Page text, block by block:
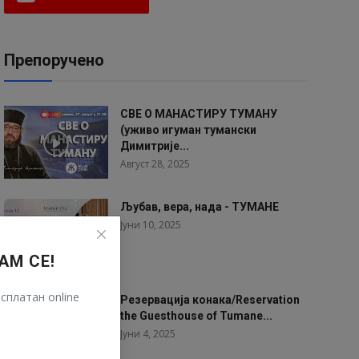
СЕ!
online
Препоручено
СВЕ О МАНАСТИРУ ТУМАНУ
(уживо игуман тумански
Димитрије...
Август 28, 2025
Љубав, вера, нада - ТУМАНЕ
Јуни 10, 2025
Резервација конака/Reservation
the Guesthouse of Tumane...
Јуни 4, 2025